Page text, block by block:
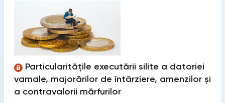
Particularitățile executării silite a datoriei
vamale, majorărilor de întârziere, amenzilor și
a contravalorii mărfurilor